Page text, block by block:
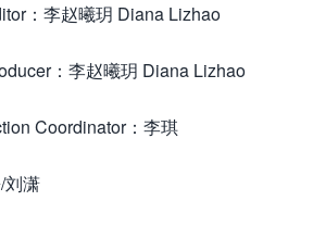
：李赵曦玥 Diana Lizhao
：李赵曦玥 Diana Lizhao
Coordinator：李琪
刘潇